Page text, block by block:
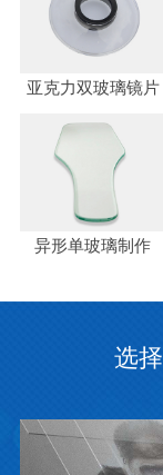
亚克力双玻璃镜片
异形单玻璃制作
选择